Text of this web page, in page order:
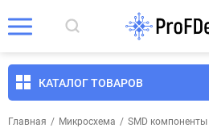
КАТАЛОГ ТОВАРОВ
Главная / Микросхема / SMD компоненты